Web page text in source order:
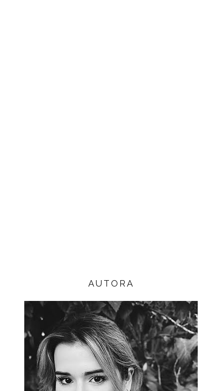
AUTORA